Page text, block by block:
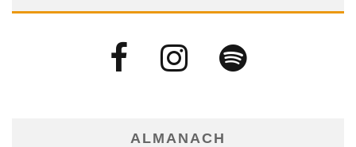
ALMANACH